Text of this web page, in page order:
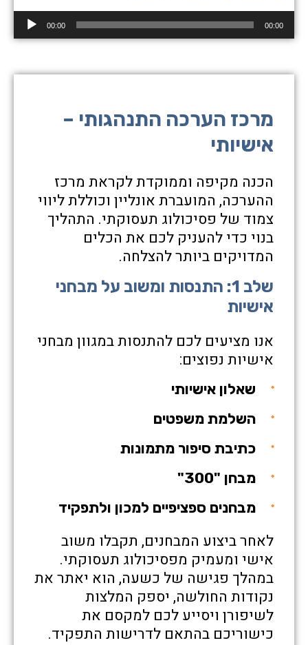
אודיו
00:00 00:00
מרכז הערכה התנהגותי –
אישיותי
הכנה מקיפה וממוקדת לקראת מרכז
ההערכה, המועברת אונליין וכוללת ליווי
צמוד של פסיכולוג תעסוקתי. התהליך
בנוי כדי להעניק לכם את הכלים
המדויקים ביותר להצלחה.
שלב 1: התנסות ומשוב על מבחני
אישיות
אנו מציעים לכם להתנסות במגוון מבחני
אישיות נפוצים:
שאלון אישיותי
השלמת משפטים
כתיבת סיפור מתמונות
מבחן "300"
מבחנים ספציפיים למכון ולתפקיד
לאחר ביצוע המבחנים, תקבלו משוב
אישי ומעמיק מפסיכולוג תעסוקתי.
במהלך פגישה של כשעה, הוא יאתר את
נקודות החולשה, יספק המלצות
לשיפורן ויסייע לכם למקסם את
כישוריכם בהתאם לדרישות התפקיד.